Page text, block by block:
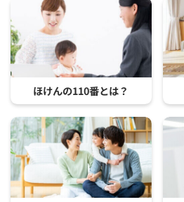
ほけんの110番とは？